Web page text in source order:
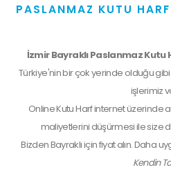
PASLANMAZ KUTU
İzmir Bayraklı Paslanmaz Kutu
Türkiye'nin bir çok yerinde olduğu
işlerimiz
Online Kutu Harf internet üzerinde
maliyetlerini düşürmesi ile size
BizdenBayraklıiçin fiyat alın. Daha
Kendin